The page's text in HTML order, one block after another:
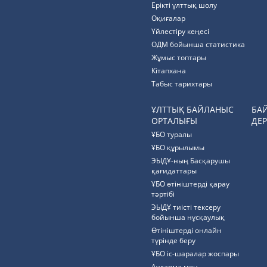
Ерікті ұлттық шолу
Оқиғалар
Үйлестіру кеңесі
ОДМ бойынша статистика
Жұмыс топтары
Кітапхана
Табыс тарихтары
ҰЛТТЫҚ БАЙЛАНЫС
ОРТАЛЫҒЫ
ҰБО туралы
ҰБО құрылымы
ЭЫДҰ-ның Басқарушы
қағидаттары
ҰБО өтініштерді қарау
тәртібі
ЭЫДҰ тиісті тексеру
бойынша нұсқаулық
Өтініштерді онлайн
түрінде беру
ҰБО іс-шаралар жоспары